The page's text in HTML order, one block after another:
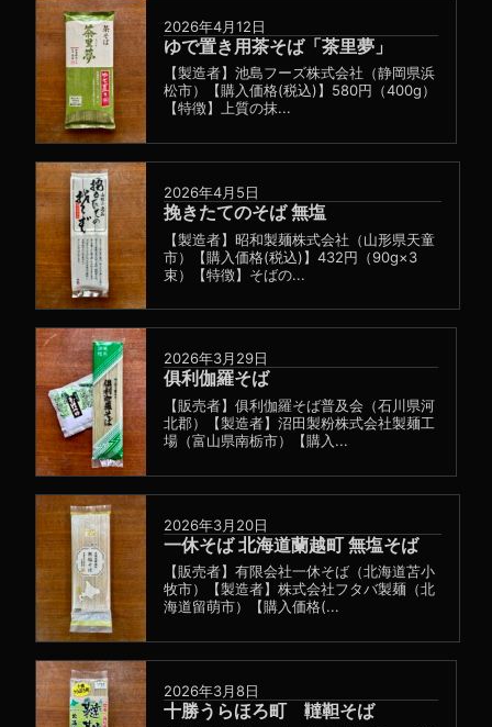
2026年4月12日
ゆで置き用茶そば「茶里夢」
【製造者】池島フーズ株式会社（静岡県浜
松市）【購入価格(税込)】580円（400g）
【特徴】上質の抹...
2026年4月5日
挽きたてのそば 無塩
【製造者】昭和製麺株式会社（山形県天童
市）【購入価格(税込)】432円（90g×3
束）【特徴】そばの...
2026年3月29日
俱利伽羅そば
【販売者】俱利伽羅そば普及会（石川県河
北郡）【製造者】沼田製粉株式会社製麺工
場（富山県南栃市）【購入...
2026年3月20日
一休そば 北海道蘭越町 無塩そば
【販売者】有限会社一休そば（北海道苫小
牧市）【製造者】株式会社フタバ製麺（北
海道留萌市）【購入価格(...
2026年3月8日
十勝うらほろ町 韃靼そば